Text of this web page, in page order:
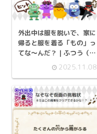
外出中は服を脱いで、家に
帰ると服を着る「もの」っ
てな～んだ？ | ふつう（中
学生レベル）- 挑戦状 098
2025.11.08